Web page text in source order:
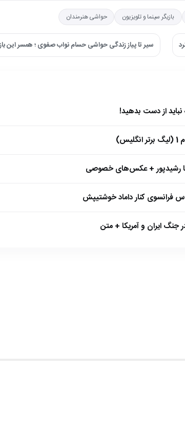
بازیگر سینما و تلویزیون حواشی هنرمندان
سیر تا پیاز زندگی حواشی حسام نواب صفوی ؛ همسر این
رشیدپور + عکس‌های خصوصی
فرانسوی کنار داماد خوشتیپش
جنگ ایران و آمریکا + متن